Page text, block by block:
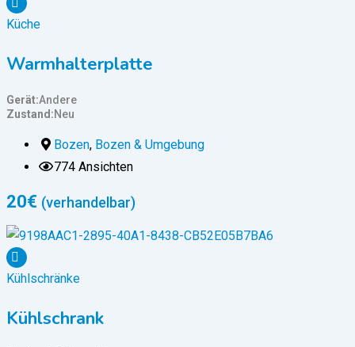
Küche
Warmhalterplatte
Gerät Andere
Zustand Neu
Bozen, Bozen & Umgebung
774 Ansichten
20€ (verhandelbar)
Kühlschränke
Kühlschrank